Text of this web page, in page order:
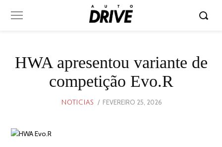
HWA apresentou variante de
competição Evo.R
NOTICIAS
POSTED
FEVEREIRO 25, 2026